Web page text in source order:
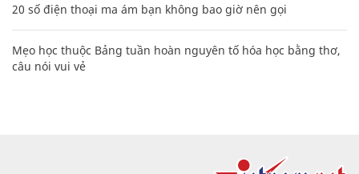
20 số điện thoại ma ám bạn không bao giờ nên gọi
Mẹo học thuộc Bảng tuần hoàn nguyên tố hóa học bằng thơ,
câu nói vui vẻ